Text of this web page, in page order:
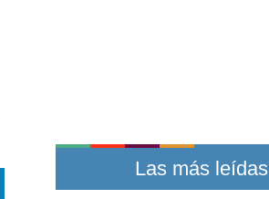
Las más leídas